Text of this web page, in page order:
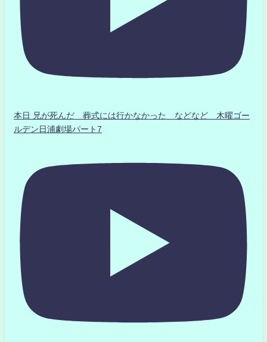
本日 兄が死んだ 葬式には行かなかった などなど 木曜ゴー
ルデン日浦劇場パート7